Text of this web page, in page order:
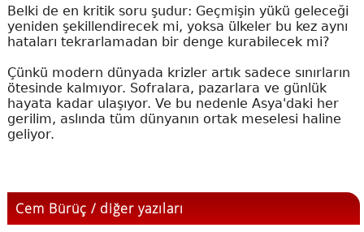
Belki de en kritik soru şudur: Geçmişin yükü geleceği
yeniden şekillendirecek mi, yoksa ülkeler bu kez aynı
hataları tekrarlamadan bir denge kurabilecek mi?
Çünkü modern dünyada krizler artık sadece sınırların
ötesinde kalmıyor. Sofralara, pazarlara ve günlük
hayata kadar ulaşıyor. Ve bu nedenle Asya'daki her
gerilim, aslında tüm dünyanın ortak meselesi haline
geliyor.
Cem Bürüç / diğer yazıları